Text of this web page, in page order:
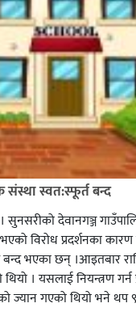
संस्था स्वत:स्फूर्त बन्द
सुनसरीको देवानगञ्ज
विरोध प्रदर्शनका कारण
भएका छन् ।आइतबार
। यसलाई नियन्त्रण गर्न
ज्यान गएको थियो भने थप